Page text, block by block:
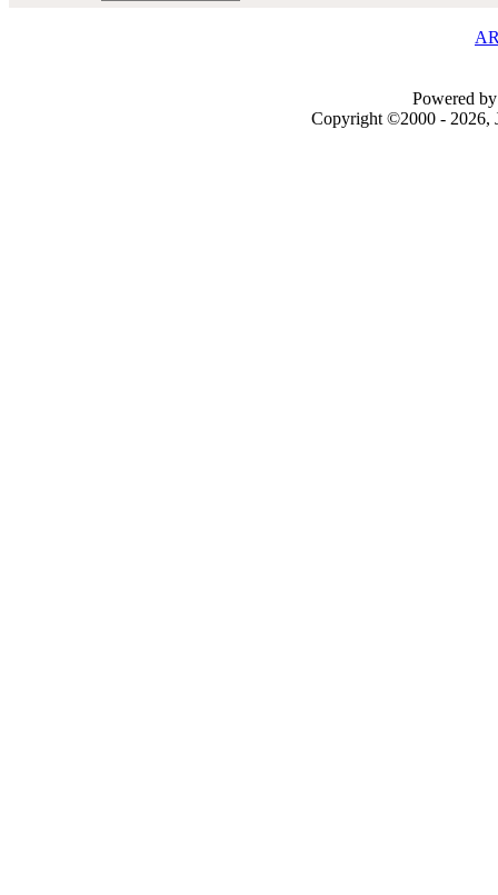
Powered
Copyright ©2000 - 2026,